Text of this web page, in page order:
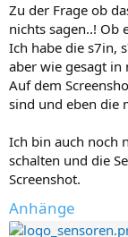
Zu der Frage ob
nichts sagen..! Ob
Ich habe die s7in,
aber wie gesagt in
Auf dem
sind und eben die
Ich bin auch noch
schalten und die
Screenshot.
Anhänge